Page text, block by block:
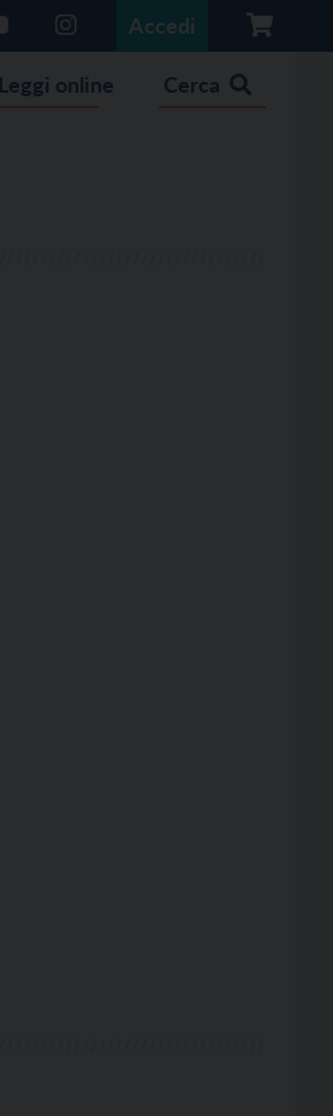
Accedi
Leggi online Cerca